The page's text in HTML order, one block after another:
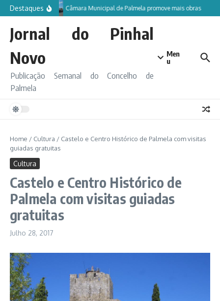
Ir para o conteúdo
Destaques Câmara Municipal de Palmela promove mais obras
Jornal do Pinhal
Novo
Publicação Semanal do Concelho de
Palmela
Men
u
Home / Cultura / Castelo e Centro Histórico de Palmela com visitas
guiadas gratuitas
Cultura
Castelo e Centro Histórico de
Palmela com visitas guiadas
gratuitas
Julho 28, 2017